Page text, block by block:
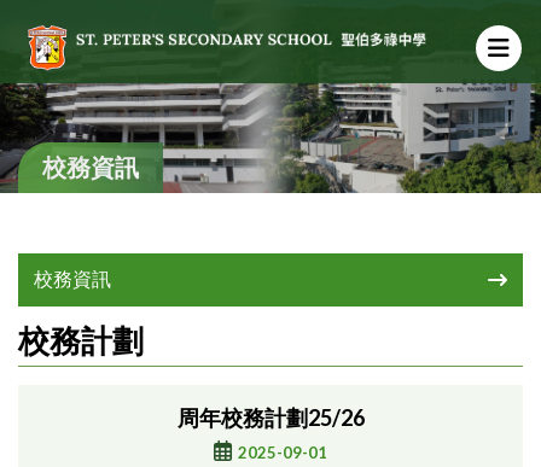
校務資訊
校務資訊
校務計劃
周年校務計劃25/26
2025-09-01